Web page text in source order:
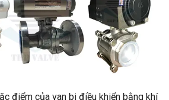
điểm của van bi điều khiển bằng khí